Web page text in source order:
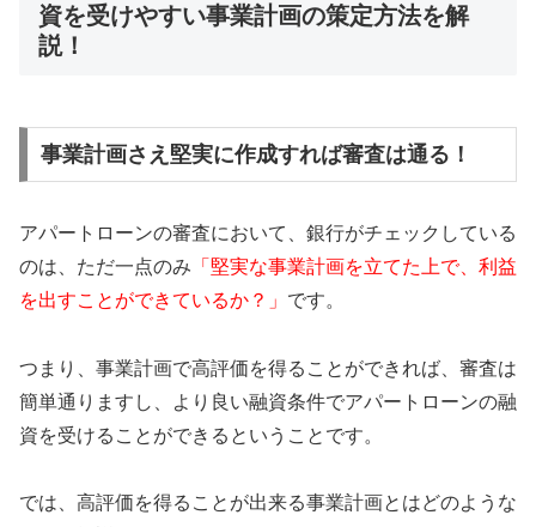
資を受けやすい事業計画の策定方法を解
説！
事業計画さえ堅実に作成すれば審査は通る！
アパートローンの審査において、銀行がチェックしている
のは、ただ一点のみ 「堅実な事業計画を立てた上で、利益
を出すことができているか？」 です。
つまり、事業計画で高評価を得ることができれば、審査は
簡単通りますし、より良い融資条件でアパートローンの融
資を受けることができるということです。
では、高評価を得ることが出来る事業計画とはどのような